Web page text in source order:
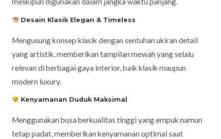
Desain Klasik Elegan & Timeless
Mengusung konsep klasik dengan sentuhan ukiran detail
yang artistik, memberikan tampilan mewah yang selalu
relevan di berbagai gaya interior, baik klasik maupun
modern luxury.
Kenyamanan Duduk Maksimal
Menggunakan busa berkualitas tinggi yang empuk namun
tetap padat, memberikan kenyamanan optimal saat